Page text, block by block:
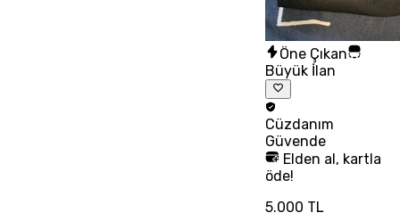
Öne Çıkan
Büyük İlan
Cüzdanım
Güvende
Elden al, kartla
öde!
5.000 TL